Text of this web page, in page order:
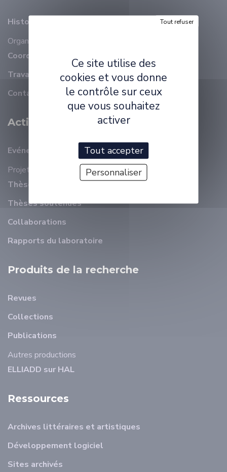
Histoire
Organisation
Coordonnées
Travailler à ELLIADD
Contact
Activité Scientifique
Evénements récents
Projets
Thèses en cours
Thèses soutenues
Collaborations
Rapports du laboratoire
Produits de la recherche
Revues
Collections
Publications
Autres productions
ELLIADD sur HAL
Ressources
Archives littéraires et artistiques
Développement logiciel
Sites archivés
Ce site utilise des
cookies et vous donne
le contrôle sur ceux
que vous souhaitez
activer
Tout accepter
Tout refuser
Personnaliser